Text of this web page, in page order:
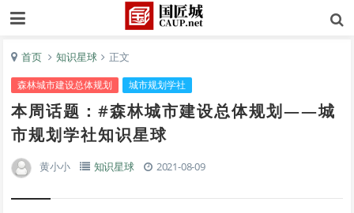
首页 知识星球 正文
森林城市建设总体规划 城市规划学社
本周话题：#森林城市建设总体规划——城
市规划学社知识星球
黄小小 知识星球 2021-08-09